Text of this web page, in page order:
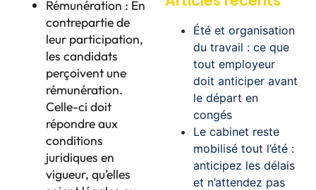
Rémunération : En
contrepartie de
leur participation,
les candidats
perçoivent une
rémunération.
Celle-ci doit
répondre aux
conditions
juridiques en
vigueur, qu’elles
Été et organisation
du travail : ce que
tout employeur
doit anticiper avant
le départ en
congés
Le cabinet reste
mobilisé tout l’été :
anticipez les délais
et n’attendez pas